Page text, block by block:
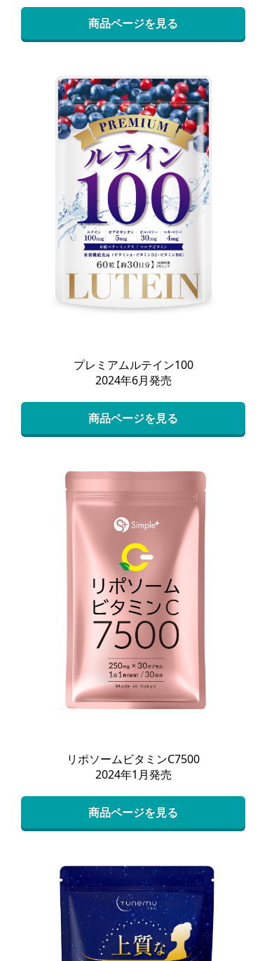
商品ページを見る
プレミアムルテイン100
2024年6月発売
商品ページを見る
リポソームビタミンC7500
2024年1月発売
商品ページを見る